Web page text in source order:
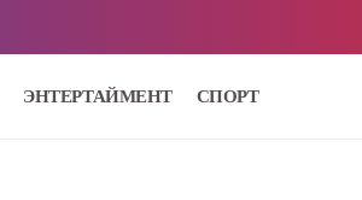
ЭНТЕРТАЙМЕНТ СПОРТ